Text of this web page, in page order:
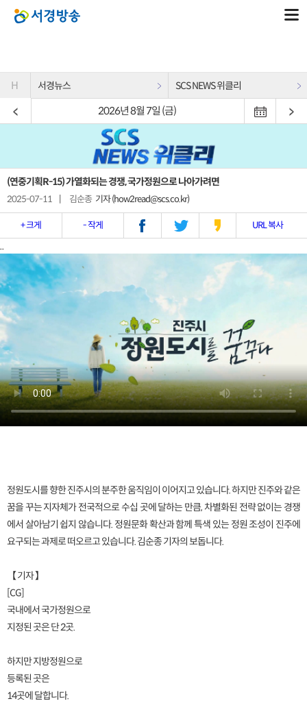
H 서경뉴스 SCS NEWS 위클리
2026년 8월 7일 (금)
(연중기획R-15) 가열화되는 경쟁, 국가정원으로 나아가려면
2025-07-11 김순종 기자 (how2read@scs.co.kr)
+ 크게 - 작게 URL 복사
..
정원도시를 향한 진주시의 분주한 움직임이 이어지고 있습니다. 하지만 진주와 같은
꿈을 꾸는 지자체가 전국적으로 수십 곳에 달하는 만큼, 차별화된 전략 없이는 경쟁
에서 살아남기 쉽지 않습니다. 정원문화 확산과 함께 특색 있는 정원 조성이 진주에
요구되는 과제로 떠오르고 있습니다. 김순종 기자의 보돕니다.
【 기자 】
[CG]
국내에서 국가정원으로
지정된 곳은 단 2곳.
하지만 지방정원으로
등록된 곳은
14곳에 달합니다.